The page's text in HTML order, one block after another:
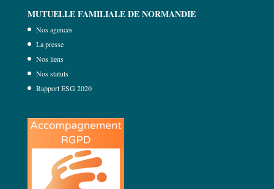
MUTUELLE FAMILIALE DE NORMANDIE
Nos agences
La presse
Nos liens
Nos statuts
Rapport ESG 2020